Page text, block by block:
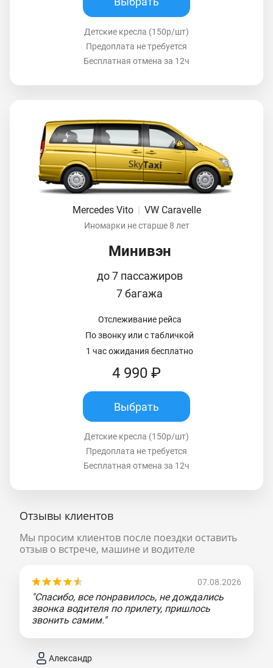
Детские кресла (150р/шт)
Предоплата не требуется
Бесплатная отмена за 12ч
Mercedes Vito VW Caravelle
Иномарки не старше 8 лет
Минивэн
до 7 пассажиров
7 багажа
Отслеживание рейса
По звонку или с табличкой
1 час ожидания бесплатно
4 990 ₽
Выбрать
Детские кресла (150р/шт)
Предоплата не требуется
Бесплатная отмена за 12ч
Отзывы клиентов
Мы просим клиентов после поездки оставить
отзыв о встрече, машине и водителе
07.08.2026
"Спасибо, все понравилось, не дождались
звонка водителя по прилету, пришлось
звонить самим."
Александр